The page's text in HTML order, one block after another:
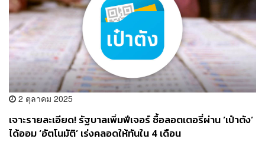
2 ตุลาคม 2025
เจาะรายละเอียด! รัฐบาลเพิ่มฟีเจอร์ ซื้อลอตเตอรี่ผ่าน ‘เป๋าตัง’
ได้ออม ‘อัตโนมัติ’ เร่งคลอดให้ทันใน 4 เดือน